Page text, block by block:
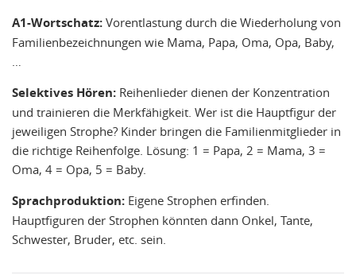
A1-Wortschatz: Vorentlastung durch die Wiederholung von
Familienbezeichnungen wie Mama, Papa, Oma, Opa, Baby,
Selektives Hören: Reihenlieder dienen der Konzentration
und trainieren die Merkfähigkeit. Wer ist die Hauptfigur der
jeweiligen Strophe? Kinder bringen die Familienmitglieder in
die richtige Reihenfolge. Lösung: 1 = Papa, 2 = Mama, 3 =
Oma, 4 = Opa, 5 = Baby.
Sprachproduktion: Eigene Strophen erfinden.
Hauptfiguren der Strophen könnten dann Onkel, Tante,
Schwester, Bruder, etc. sein.